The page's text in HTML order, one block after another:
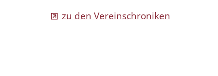
zu den Vereinschroniken